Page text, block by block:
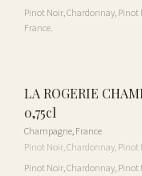
Pinot Noir, Chardonnay,
France.
LA ROGERIE
0,75cl
Champagne,France
Pinot Noir, Chardonnay, Pinot
Pinot Noir, Chardonnay,